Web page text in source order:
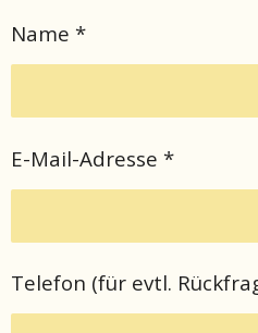
Name *
E-Mail-Adresse *
Telefon (für evtl.